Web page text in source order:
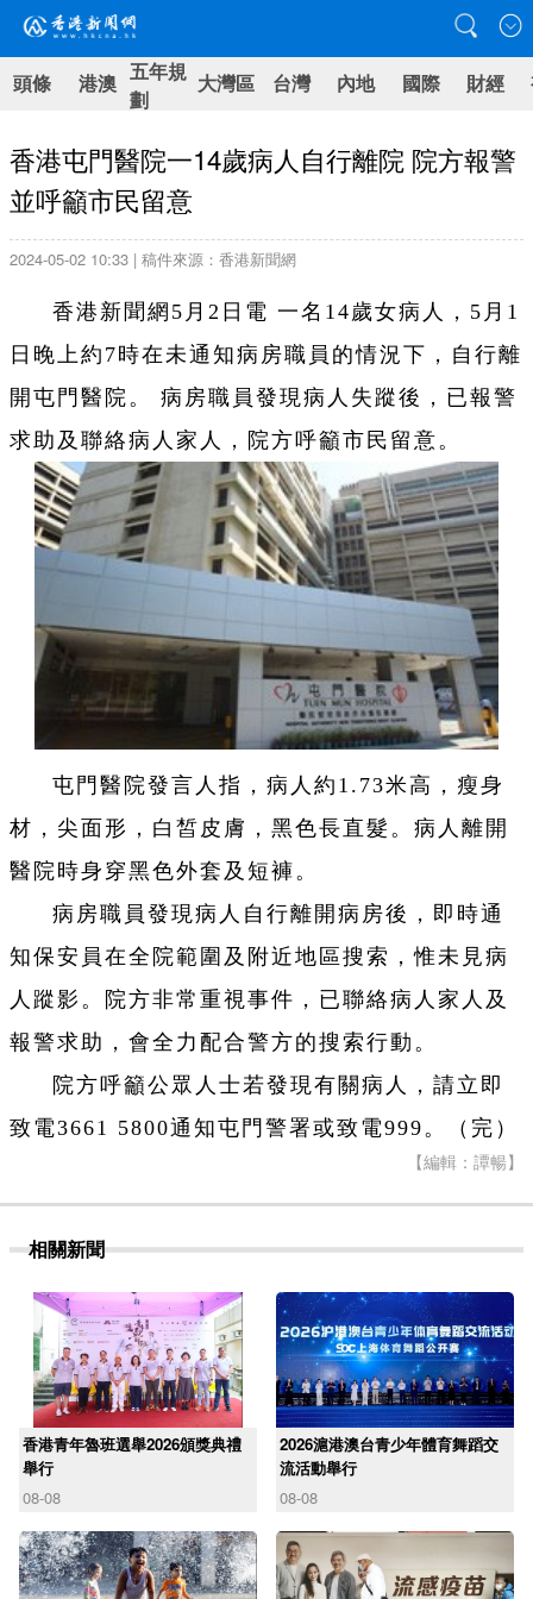
頭條 港澳 五年規
劃
大灣區 台灣 內地 國際 財經
香港屯門醫院一14歲病人自行離院 院方報警
並呼籲市民留意
2024-05-02 10:33 | 稿件來源：香港新聞網
香港新聞網5月2日電 一名14歲女病人，5月1
日晚上約7時在未通知病房職員的情況下，自行離
開屯門醫院。 病房職員發現病人失蹤後，已報警
求助及聯絡病人家人，院方呼籲市民留意。
屯門醫院發言人指，病人約1.73米高，瘦身
材，尖面形，白皙皮膚，黑色長直髮。病人離開
醫院時身穿黑色外套及短褲。
病房職員發現病人自行離開病房後，即時通
知保安員在全院範圍及附近地區搜索，惟未見病
人蹤影。院方非常重視事件，已聯絡病人家人及
報警求助，會全力配合警方的搜索行動。
院方呼籲公眾人士若發現有關病人，請立即
致電3661 5800通知屯門警署或致電999。（完）
【編輯：譚暢】
相關新聞
香港青年魯班選舉2026頒獎典禮
舉行
08-08
2026滬港澳台青少年體育舞蹈交
流活動舉行
08-08